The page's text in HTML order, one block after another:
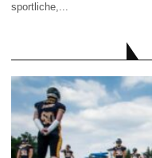
sportliche,...